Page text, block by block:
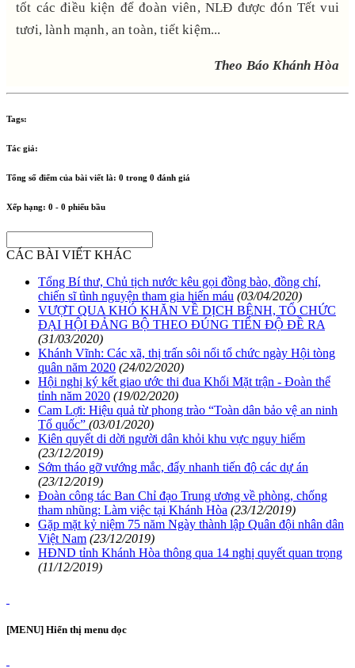
tốt các điều kiện để đoàn viên, NLĐ được đón Tết vui
tươi, lành mạnh, an toàn, tiết kiệm...
Theo Báo Khánh Hòa
Tags:
Tác giả:
Tổng số điểm của bài viết là: 0 trong 0 đánh giá
Xếp hạng: 0 - 0 phiếu bầu
CÁC BÀI VIẾT KHÁC
Tổng Bí thư, Chủ tịch nước kêu gọi đồng bào, đồng chí,
chiến sĩ tình nguyện tham gia hiến máu (03/04/2020)
VƯỢT QUA KHÓ KHĂN VỀ DỊCH BỆNH, TỔ CHỨC
ĐẠI HỘI ĐẢNG BỘ THEO ĐÚNG TIẾN ĐỘ ĐỀ RA
(31/03/2020)
Khánh Vĩnh: Các xã, thị trấn sôi nổi tổ chức ngày Hội tòng
quân năm 2020 (24/02/2020)
Hội nghị ký kết giao ước thi đua Khối Mặt trận - Đoàn thể
tỉnh năm 2020 (19/02/2020)
Cam Lợi: Hiệu quả từ phong trào “Toàn dân bảo vệ an ninh
Tổ quốc” (03/01/2020)
Kiên quyết di dời người dân khỏi khu vực nguy hiểm
(23/12/2019)
Sớm tháo gỡ vướng mắc, đẩy nhanh tiến độ các dự án
(23/12/2019)
Đoàn công tác Ban Chỉ đạo Trung ương về phòng, chống
tham nhũng: Làm việc tại Khánh Hòa (23/12/2019)
Gặp mặt kỷ niệm 75 năm Ngày thành lập Quân đội nhân dân
Việt Nam (23/12/2019)
HĐND tỉnh Khánh Hòa thông qua 14 nghị quyết quan trọng
(11/12/2019)
[MENU] Hiển thị menu dọc